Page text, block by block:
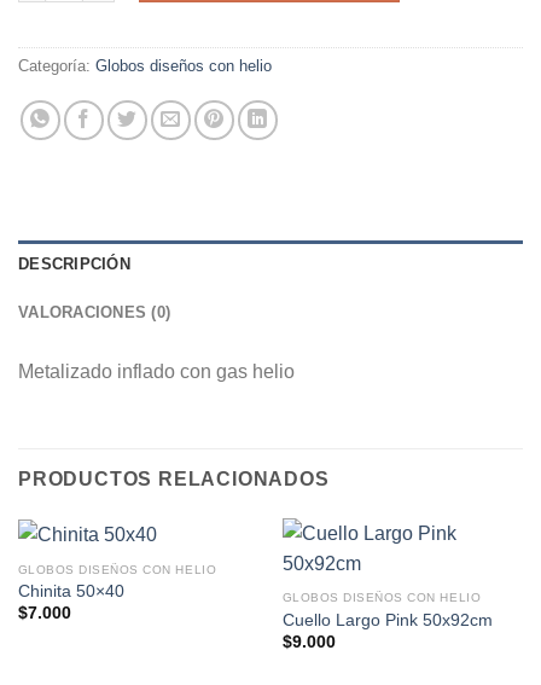
Categoría: Globos diseños con helio
DESCRIPCIÓN
VALORACIONES (0)
Metalizado inflado con gas helio
PRODUCTOS RELACIONADOS
GLOBOS DISEÑOS CON HELIO
Chinita 50×40
$7.000
GLOBOS DISEÑOS CON HELIO
Cuello Largo Pink 50x92cm
$9.000